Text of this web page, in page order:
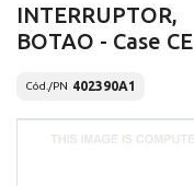
INTERRUPTOR,
BOTAO - Case CE
Cód./PN 402390A1